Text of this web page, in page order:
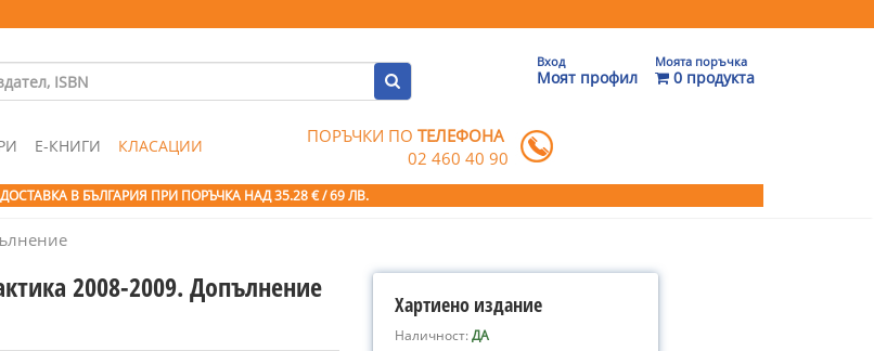
Вход
Моят профил
Моята поръчка
0 продукта
Е-КНИГИ КЛАСАЦИИ ПОРЪЧКИ ПОТЕЛЕФОНА
02 460 40 90
В БЪЛГАРИЯ ПРИ ПОРЪЧКА НАД 35.28 € / 69 ЛВ.
2008-2009. Допълнение Хартиено издание
Наличност:ДА